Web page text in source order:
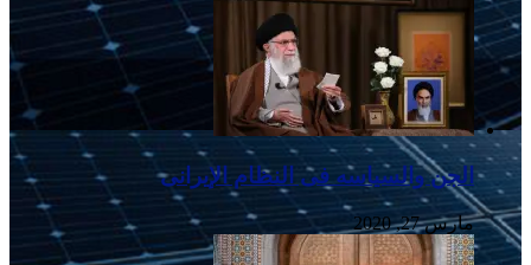
الجن والسیاسه فی النظام اﻹیرانی
مارس 27, 2020